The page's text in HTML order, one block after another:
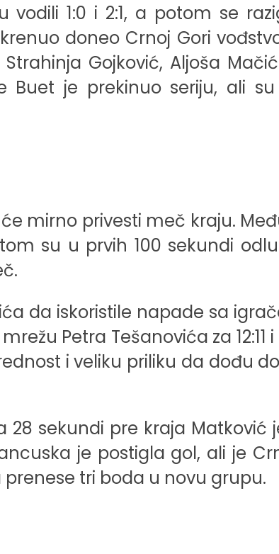
1:0 i 2:1, a potom se
doneo Crnoj Gori
Gojković, Aljoša
Buet je prekinuo seriju, ali
mirno privesti meč kraju.
su u prvih 100 sekundi
da iskoristile napade sa
Petra Tešanovića za
i veliku priliku da dođu
sekundi pre kraja Matković
je postigla gol, ali je
tri boda u novu grupu.